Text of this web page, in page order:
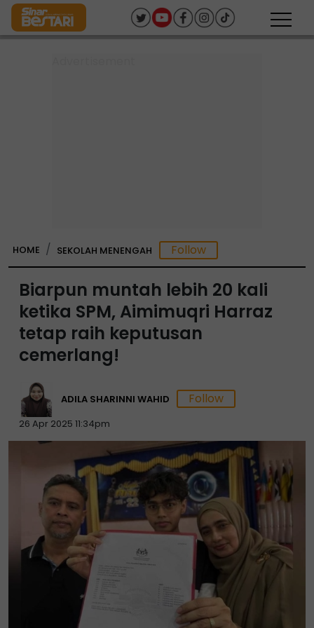
HOME SEKOLAH MENENGAH
Biarpun muntah lebih 20 kali
ketika SPM, Aimimuqri Harraz
tetap raih keputusan
cemerlang!
ADILA SHARINNI WAHID
26 Apr 2025 11:34pm